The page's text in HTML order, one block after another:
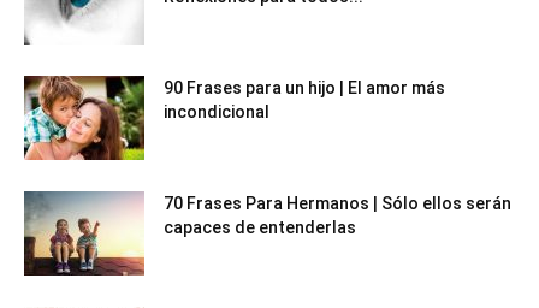
90 Frases para un hijo | El amor más
incondicional
70 Frases Para Hermanos | Sólo ellos serán
capaces de entenderlas